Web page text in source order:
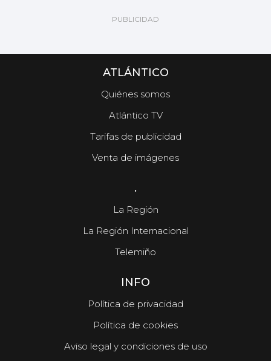
ATLÁNTICO
Quiénes somos
Atlántico TV
Tarifas de publicidad
Venta de imágenes
.
La Región
La Región Internacional
Telemiño
INFO
Política de privacidad
Política de cookies
Aviso legal y condiciones de uso